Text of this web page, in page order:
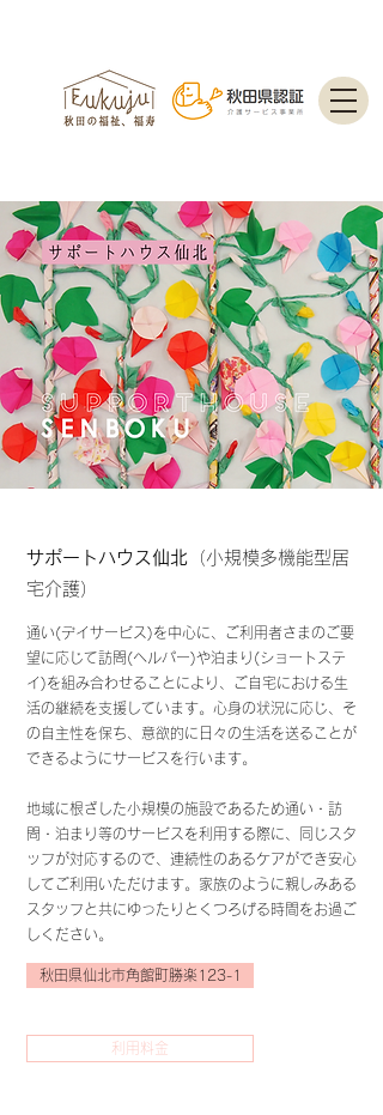
​サポートハウス仙北 （小規模多機能型居
宅介護）
通い(デイサービス)を中心に、ご利用者さまのご要
望に応じて訪問(ヘルパー)や泊まり(ショートステ
イ)を組み合わせることにより、ご自宅における生
活の継続を支援しています。心身の状況に応じ、そ
の自主性を保ち、意欲的に日々の生活を送ることが
できるようにサービスを行います。
​地域に根ざした小規模の施設であるため通い・訪
問・泊まり等のサービスを利用する際に、同じスタ
ッフが対応するので、連続性のあるケアができ安心
してご利用いただけます。家族のように親しみある
スタッフと共にゆったりとくつろげる時間をお過ご
しください。
秋田県仙北市角館町勝楽123-1
利用料金